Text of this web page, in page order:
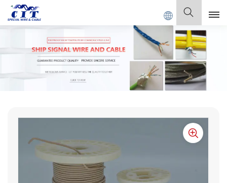
CABLE Co., Ltd. Español
English
Français
Español